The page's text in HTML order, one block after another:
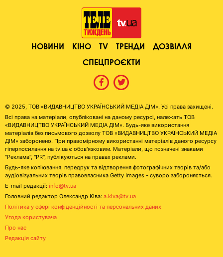
НОВИНИ КІНО TV ТРЕНДИ
ДОЗВІЛЛЯ
СПЕЦПРОЄКТИ
© 2025, ТОВ «ВИДАВНИЦТВО УКРАЇНСЬКИЙ МЕДІА ДІМ». Усі права захищені.
Всі права на матеріали, опубліковані на даному ресурсі, належать ТОВ
«ВИДАВНИЦТВО УКРАЇНСЬКИЙ МЕДІА ДІМ». Будь-яке використання
матеріалів без письмового дозволу ТОВ «ВИДАВНИЦТВО УКРАЇНСЬКИЙ МЕДІА
ДІМ» заборонено. При правомірному використанні матеріалів даного ресурсу
гіперпосилання на tv.ua є обов'язковим. Матеріали, що позначені знаками
"Реклама", "PR", публікуються на правах реклами.
Будь-яке копіювання, передрук та відтворення фотографічних творів та/або
аудіовізуальних творів правовласника Getty Images - суворо забороняється.
E-mail редакції: info@tv.ua
Головний редактор Олександр Ківа: a.kiva@tv.ua
Політика у сфері конфіденційності та персональних даних
Угода користувача
Про нас
Редакція сайту